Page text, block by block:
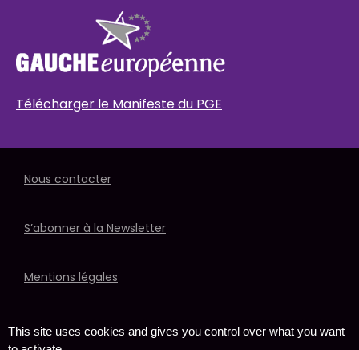
Télécharger le Manifeste du PGE
Nous contacter
S’abonner à la Newsletter
Mentions légales
Politique de données
This site uses cookies and gives you control over what you want